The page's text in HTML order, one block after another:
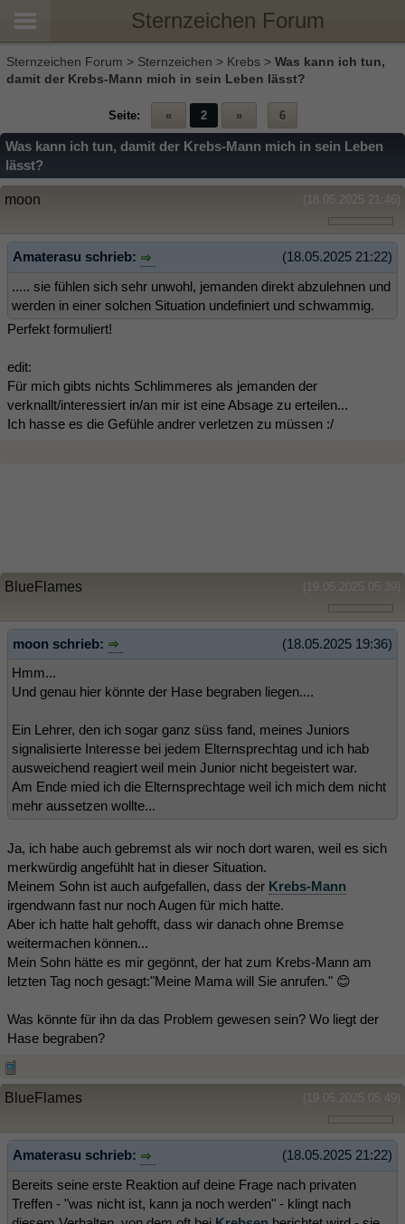
Sternzeichen Forum
Sternzeichen Forum > Sternzeichen > Krebs > Was kann ich tun,
damit der Krebs-Mann mich in sein Leben lässt?
Seite: « 2 » 6
Was kann ich tun, damit der Krebs-Mann mich in sein Leben
lässt?
(18.05.2025 21:46)
moon
(18.05.2025 21:22)
Amaterasu schrieb:
..... sie fühlen sich sehr unwohl, jemanden direkt abzulehnen und
werden in einer solchen Situation undefiniert und schwammig.
Perfekt formuliert!
edit:
Für mich gibts nichts Schlimmeres als jemanden der
verknallt/interessiert in/an mir ist eine Absage zu erteilen...
Ich hasse es die Gefühle andrer verletzen zu müssen :/
(19.05.2025 05:39)
BlueFlames
(18.05.2025 19:36)
moon schrieb:
Hmm...
Und genau hier könnte der Hase begraben liegen....
Ein Lehrer, den ich sogar ganz süss fand, meines Juniors
signalisierte Interesse bei jedem Elternsprechtag und ich hab
ausweichend reagiert weil mein Junior nicht begeistert war.
Am Ende mied ich die Elternsprechtage weil ich mich dem nicht
mehr aussetzen wollte...
Ja, ich habe auch gebremst als wir noch dort waren, weil es sich
merkwürdig angefühlt hat in dieser Situation.
Meinem Sohn ist auch aufgefallen, dass der Krebs-Mann
irgendwann fast nur noch Augen für mich hatte.
Aber ich hatte halt gehofft, dass wir danach ohne Bremse
weitermachen können...
Mein Sohn hätte es mir gegönnt, der hat zum Krebs-Mann am
letzten Tag noch gesagt:"Meine Mama will Sie anrufen." 😊
Was könnte für ihn da das Problem gewesen sein? Wo liegt der
Hase begraben?
(19.05.2025 05:49)
BlueFlames
(18.05.2025 21:22)
Amaterasu schrieb:
Bereits seine erste Reaktion auf deine Frage nach privaten
Treffen - "was nicht ist, kann ja noch werden" - klingt nach